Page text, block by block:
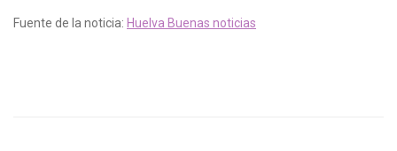
Fuente de la noticia: Huelva Buenas noticias